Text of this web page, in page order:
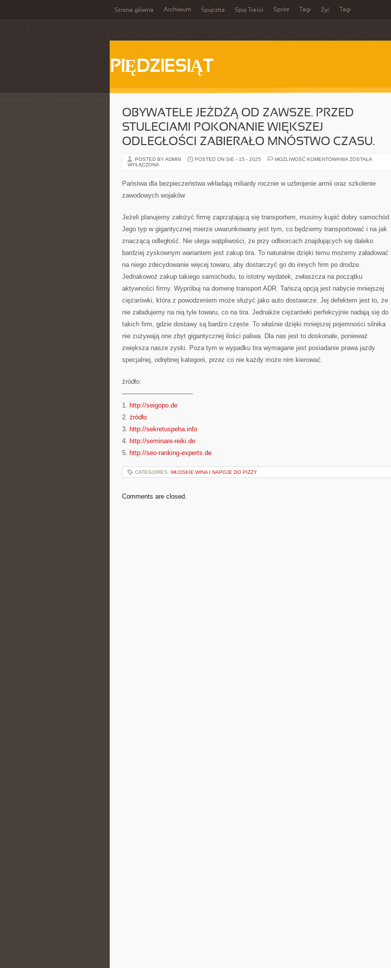
Strona główna Archiwum Śpiączka Spis Treści Sprite Tagi Żyć Tagi
PIĘDZIESIĄT
OBYWATELE JEŻDŻĄ OD ZAWSZE. PRZED
STULECIAMI POKONANIE WIĘKSZEJ
ODLEGŁOŚCI ZABIERAŁO MNÓSTWO CZASU.
POSTED BY ADMIN POSTED ON SIE - 15 - 2025 MOŻLIWOŚĆ KOMENTOWANIA OBYWATELE
PRZED
STULECIAMI
CZASU.
ZOSTAŁA
WYŁĄCZONA
Państwa dla bezpieczeństwa wkładają miliardy rocznie w uzbrojenie armii oraz szkolenie
zawodowych wojaków
Jeżeli planujemy założyć firmę zaprzątającą się transportem, musimy kupić dobry samochód.
Jego typ w gigantycznej mierze uwarunkowany jest tym, co będziemy transportować i na jak
znaczącą odległość. Nie ulega wątpliwości, że przy odbiorcach znajdujących się daleko
bardziej zyskownym wariantem jest zakup tira. To naturalnie dzięki temu możemy załadować
na niego zdecydowanie więcej towaru, aby dostarczyć go do innych firm po drodze.
Jednakowoż zakup takiego samochodu, to istotny wydatek, zwłaszcza na początku
aktywności firmy. Wypróbuj na domenę transport ADR. Tańszą opcją jest nabycie mniejszej
ciężarówki, która z powodzeniem może służyć jako auto dostawcze. Jej defektem jest to, że
nie załadujemy na nią tyle towaru, co na tira. Jednakże ciężarówki perfekcyjnie nadają się do
takich firm, gdzie dostawy są bardzo częste. To właśnie dzięki mniejszej pojemności silnika
nie zużywają one zbyt gigantycznej ilości paliwa. Dla nas jest to doskonałe, ponieważ
zwiększa nasze zyski. Poza tym w wypadku tira wymagane jest posiadanie prawa jazdy
specjalnej, odrębnej kategorii, przez co nie każdy może nim kierować.
źródło:
———————————
1. http://seigopo.de
2. źródło
3. http://sekretuspeha.info
4. http://seminare-reiki.de
5. http://seo-ranking-experts.de
CATEGORIES: WŁOSKIE WINA I NAPOJE DO PIZZY
Comments are closed.